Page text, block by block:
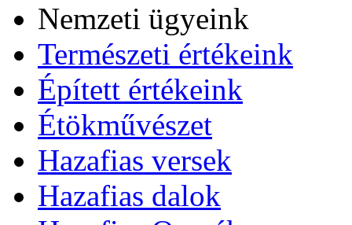
Nemzeti ügyeink
Természeti értékeink
Épített értékeink
Étökművészet
Hazafias versek
Hazafias dalok